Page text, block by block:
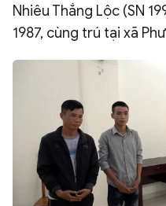
BẠN ĐỌC & CAND
ĐA PHƯƠNG TIỆN
Video
Infographic
Chuyên trang An ninh thế giới
Chuyên đề
Nhiêu Thắng Lộc (SN
1987, cùng trú tại xã